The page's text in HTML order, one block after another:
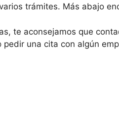
trámites. Más abajo
te aconsejamos que
pedir una cita con algún